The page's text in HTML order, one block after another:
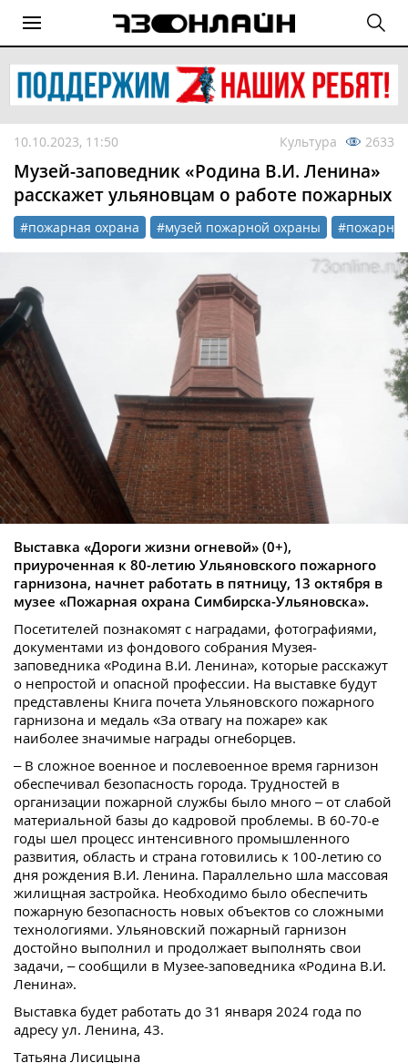
10.10.2023, 11:50 Культура 2633
Музей-заповедник «Родина В.И. Ленина»
расскажет ульяновцам о работе пожарных
#пожарная охрана #музей пожарной охраны
Выставка «Дороги жизни огневой» (0+),
приуроченная к 80-летию Ульяновского пожарного
гарнизона, начнет работать в пятницу, 13 октября в
музее «Пожарная охрана Симбирска-Ульяновска».
Посетителей познакомят с наградами, фотографиями,
документами из фондового собрания Музея-
заповедника «Родина В.И. Ленина», которые расскажут
о непростой и опасной профессии. На выставке будут
представлены Книга почета Ульяновского пожарного
гарнизона и медаль «За отвагу на пожаре» как
наиболее значимые награды огнеборцев.
– В сложное военное и послевоенное время гарнизон
обеспечивал безопасность города. Трудностей в
организации пожарной службы было много – от слабой
материальной базы до кадровой проблемы. В 60-70-е
годы шел процесс интенсивного промышленного
развития, область и страна готовились к 100-летию со
дня рождения В.И. Ленина. Параллельно шла массовая
жилищная застройка. Необходимо было обеспечить
пожарную безопасность новых объектов со сложными
технологиями. Ульяновский пожарный гарнизон
достойно выполнил и продолжает выполнять свои
задачи, – сообщили в Музее-заповедника «Родина В.И.
Ленина».
Выставка будет работать до 31 января 2024 года по
адресу ул. Ленина, 43.
Татьяна Лисицына